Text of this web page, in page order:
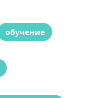
обучение